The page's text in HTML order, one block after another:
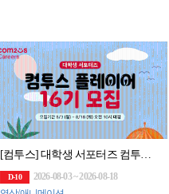
[컴투스] 대학생 서포터즈 컴투스 플레이어 16기 모집
D-10
2026-08-03 ~ 2026-08-18